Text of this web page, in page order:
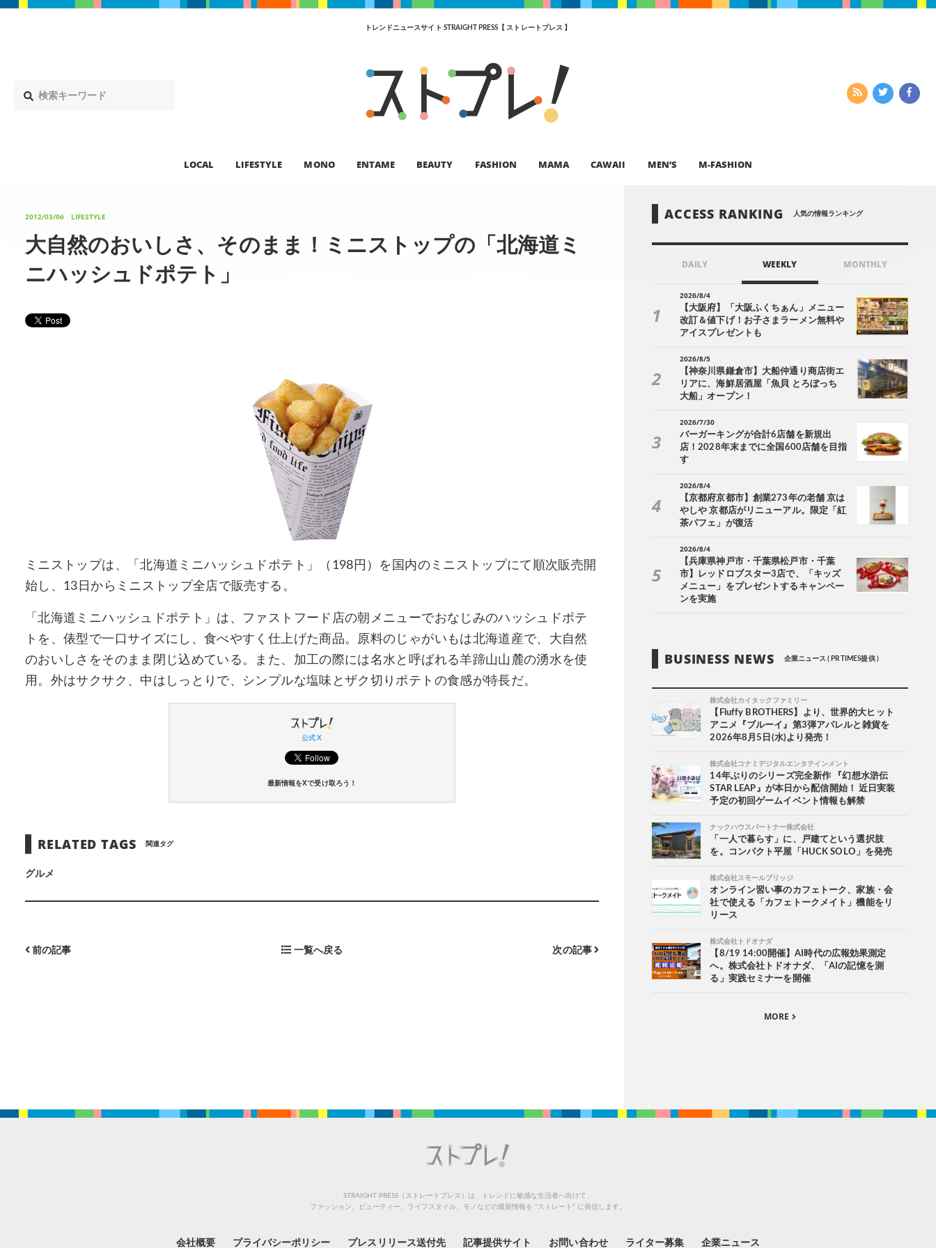
トレンドニュースサイト STRAIGHT PRESS【 ストレートプレス 】
LOCAL LIFESTYLE MONO ENTAME BEAUTY FASHION MAMA CAWAII MEN’S M-FASHION
2012/03/06 LIFESTYLE
大自然のおいしさ、そのまま！ミニストップの「北海道ミ
ニハッシュドポテト」
ミニストップは、「北海道ミニハッシュドポテト」（198円）を国内のミニストップにて順次販売開
始し、13日からミニストップ全店で販売する。
「北海道ミニハッシュドポテト」は、ファストフード店の朝メニューでおなじみのハッシュドポテ
トを、俵型で一口サイズにし、食べやすく仕上げた商品。原料のじゃがいもは北海道産で、大自然
のおいしさをそのまま閉じ込めている。また、加工の際には名水と呼ばれる羊蹄山山麓の湧水を使
用。外はサクサク、中はしっとりで、シンプルな塩味とザク切りポテトの食感が特長だ。
公式 X
最新情報をXで受け取ろう！
RELATED TAGS 関連タグ
グルメ
前の記事 一覧へ戻る 次の記事
ACCESS RANKING 人気の情報ランキング
DAILY WEEKLY MONTHLY
2026/8/4
【大阪府】「大阪ふくちぁん」メニュー
改訂＆値下げ！お子さまラーメン無料や
アイスプレゼントも
2026/8/5
【神奈川県鎌倉市】大船仲通り商店街エ
リアに、海鮮居酒屋「魚貝 とろぼっち
大船」オープン！
2026/7/30
バーガーキングが合計6店舗を新規出
店！2028年末までに全国600店舗を目指
す
2026/8/4
【京都府京都市】創業273年の老舗 京は
やしや 京都店がリニューアル。限定「紅
茶パフェ」が復活
2026/8/4
【兵庫県神戸市・千葉県松戸市・千葉
市】レッドロブスター3店で、「キッズ
メニュー」をプレゼントするキャンペー
ンを実施
BUSINESS NEWS 企業ニュース ( PR TIMES提供 )
株式会社カイタックファミリー
【Fluffy BROTHERS】より、世界的大ヒット
アニメ『ブルーイ』第3弾アパレルと雑貨を
2026年8月5日(水)より発売！
株式会社コナミデジタルエンタテインメント
14年ぶりのシリーズ完全新作 『幻想水滸伝
STAR LEAP』が本日から配信開始！ 近日実装
予定の初回ゲームイベント情報も解禁
ナックハウスパートナー株式会社
「一人で暮らす」に、戸建てという選択肢
を。コンパクト平屋「HUCK SOLO」を発売
株式会社スモールブリッジ
オンライン習い事のカフェトーク、家族・会
社で使える「カフェトークメイト」機能をリ
リース
株式会社トドオナダ
【8/19 14:00開催】AI時代の広報効果測定
へ。株式会社トドオナダ、「AIの記憶を測
る」実践セミナーを開催
MORE
STRAIGHT PRESS（ストレートプレス）は、トレンドに敏感な生活者へ向けて、
ファッション、ビューティー、ライフスタイル、モノなどの最新情報を “ストレート” に発信します。
会社概要 プライバシーポリシー プレスリリース送付先 記事提供サイト お問い合わせ ライター募集 企業ニュース